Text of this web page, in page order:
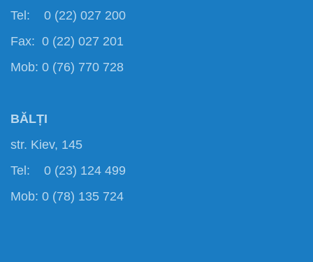
Tel: 0 (22) 027 200
Fax: 0 (22) 027 201
Mob: 0 (76) 770 728
BĂLȚI
str. Kiev, 145
Tel: 0 (23) 124 499
Mob: 0 (78) 135 724